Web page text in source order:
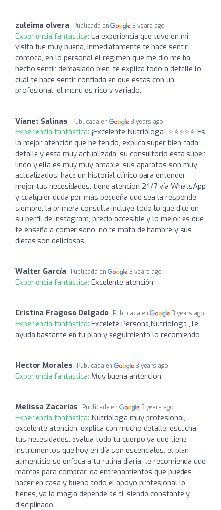
zuleima olvera Publicada en 3 years ago
Experiencia fantástica: La experiencia que tuve en mi
visita fue muy buena, inmediatamente te hace sentir
cómoda, en lo personal el régimen que me dio me ha
hecho sentir demasiado bien, te explica todo a detalle lo
cual te hace sentir confiada en que estás con un
profesional, el menú es rico y variado.
Vianet Salinas Publicada en 3 years ago
Experiencia fantástica: ¡Excelente Nutrióloga! ⭐️⭐️⭐️⭐️⭐️ Es
la mejor atención que he tenido, explica súper bien cada
detalle y está muy actualizada, su consultorio está súper
lindo y ella es muy muy amable, sus aparatos son muy
actualizados, hace un historial clínico para entender
mejor tus necesidades, tiene atención 24/7 vía WhatsApp
y cualquier duda por más pequeña que sea la responde
siempre, la primera consulta incluye todo lo que dice en
su perfil de Instagram, precio accesible y lo mejor es que
te enseña a comer sano, no te mata de hambre y sus
dietas son deliciosas.
Walter García Publicada en 3 years ago
Experiencia fantástica: Excelente atención
Cristina Fragoso Delgado Publicada en 3 years ago
Experiencia fantástica: Excelete Persona,Nutriologa ,Te
ayuda bastante en tu plan y seguimiento lo recomiendo
Hector Morales Publicada en 3 years ago
Experiencia fantástica: Muy buena antencion
Melissa Zacarías Publicada en 3 years ago
Experiencia fantástica: Nutrióloga muy profesional,
excelente atención, explica con mucho detalle, escucha
tus necesidades, evalua todo tu cuerpo ya que tiene
instrumentos que hoy en día son escenciales, el plan
alimenticio se enfoca a tu rutina diaria, te recomienda que
marcas para comprar, da entrenamientos que puedes
hacer en casa y bueno todo el apoyo profesional lo
tienes, ya la magia depende de ti, siendo constante y
disciplinado.